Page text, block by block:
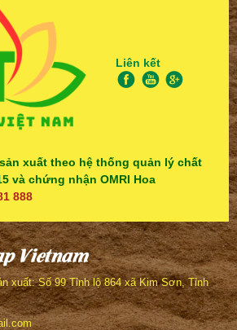
Liên kết
xuất theo hệ thống quản lý chất
và chứng nhận OMRI Hoa
888
Vietnam
xuất: Số 99 Tỉnh lộ 864 xã Kim Sơn, Tỉnh